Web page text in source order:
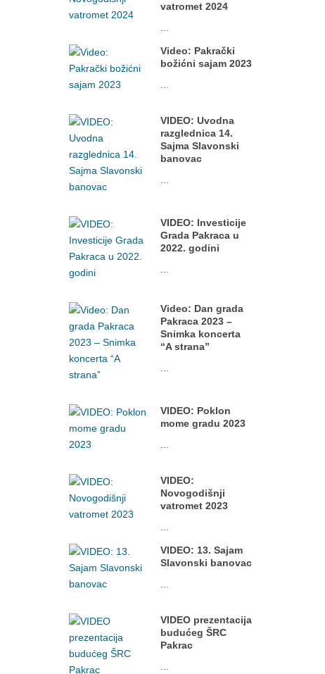
vatromet 2024
Video: Pakrački
božićni sajam 2023
VIDEO: Uvodna
razglednica 14.
Sajma Slavonski
banovac
VIDEO: Investicije
Grada Pakraca u
2022. godini
Video: Dan grada
Pakraca 2023 –
Snimka koncerta
“A strana”
VIDEO: Poklon
mome gradu 2023
VIDEO:
Novogodišnji
vatromet 2023
VIDEO: 13. Sajam
Slavonski banovac
VIDEO prezentacija
budućeg ŠRC
Pakrac